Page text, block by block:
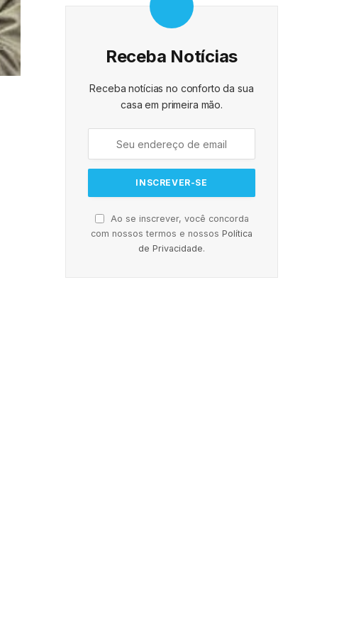
Receba Notícias
Receba notícias no conforto da sua
casa em primeira mão.
Ao se inscrever, você concorda
com nossos termos e nossos Política
de Privacidade.